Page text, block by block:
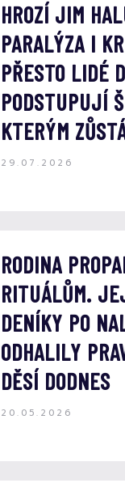
HROZÍ JIM
PARALÝZA I
PŘESTO LIDÉ
PODSTUPUJÍ
KTERÝM
29.07.2026
RODINA
RITUÁLŮM.
DENÍKY PO
ODHALILY
DĚSÍ DODNES
20.05.2026